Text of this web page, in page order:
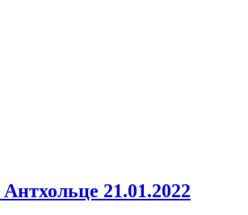
21.01.2022